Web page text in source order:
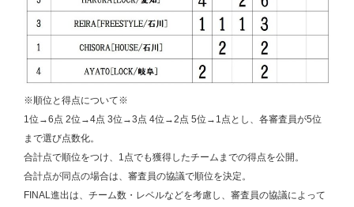
※順位と得点について※
1位→6点 2位→4点 3位→3点 4位→2点 5位→1点とし、各審査員が5位
まで選び点数化。
合計点で順位をつけ、1点でも獲得したチームまでの得点を公開。
合計点が同点の場合は、審査員の協議で順位を決定。
FINAL進出は、チーム数・レベルなどを考慮し、審査員の協議によって